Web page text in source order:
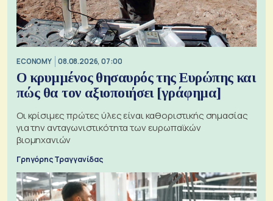
ECONOMY 08.08.2026, 07:00
Ο κρυμμένος θησαυρός της Ευρώπης και
πώς θα τον αξιοποιήσει [γράφημα]
Οι κρίσιμες πρώτες ύλες είναι καθοριστικής σημασίας
για την ανταγωνιστικότητα των ευρωπαϊκών
βιομηχανιών
Γρηγόρης Τραγγανίδας